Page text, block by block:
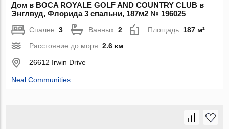
Дом в BOCA ROYALE GOLF AND COUNTRY CLUB в
Энглвуд, Флорида 3 спальни, 187м2 № 196025
Спален:3 Ванных:2 Площадь: 187 м²
Расстояние до моря:2.6 км
26612 Irwin Drive
Neal Communities